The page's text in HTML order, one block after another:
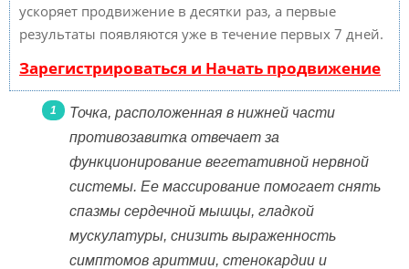
ускоряет продвижение в десятки раз, а первые
результаты появляются уже в течение первых 7 дней.
Зарегистрироваться и Начать продвижение
Точка, расположенная в нижней части
противозавитка отвечает за
функционирование вегетативной нервной
системы. Ее массирование помогает снять
спазмы сердечной мышцы, гладкой
мускулатуры, снизить выраженность
симптомов аритмии, стенокардии и